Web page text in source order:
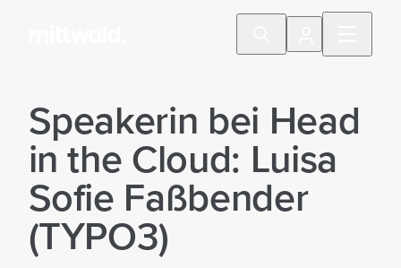
Speakerin bei Head
in the Cloud: Luisa
Sofie Faßbender
(TYPO3)